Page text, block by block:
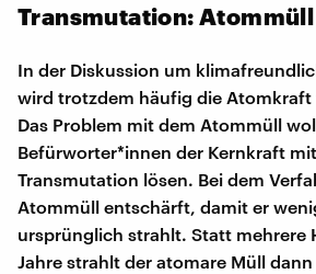
Transmutation:
In der Diskussion um
wird trotzdem häufig die Atomkraft
Das Problem mit dem Atommüll
Befürworter*innen der Kernkraft
Transmutation lösen. Bei dem
Atommüll entschärft, damit er
ursprünglich strahlt. Statt mehrere
Jahre strahlt der atomare Müll